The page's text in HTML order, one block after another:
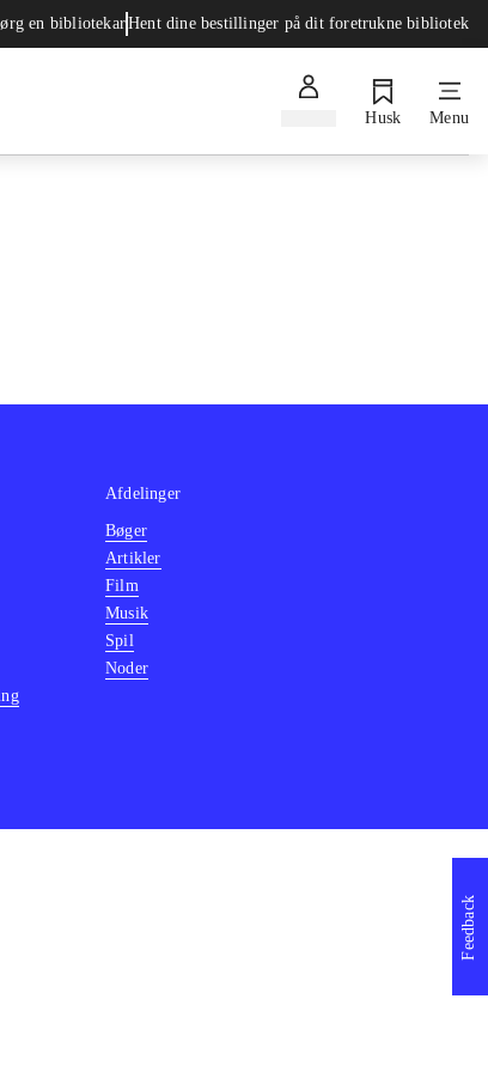
en bibliotekarHent dine bestillinger på dit foretrukne bibliotek
Husk Menu
Feedback
Afdelinger
Bøger
Artikler
Film
Musik
Spil
Noder